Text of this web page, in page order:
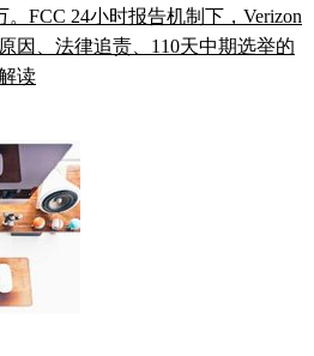
。FCC 24小时报告机制下，Verizon
、法律追责、110天中期选举的
读